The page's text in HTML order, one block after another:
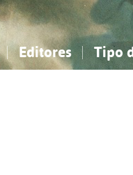
Editores Tipo